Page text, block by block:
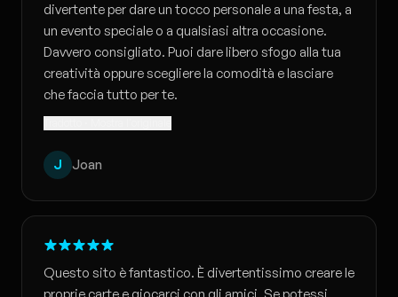
divertente per dare un tocco personale a una festa, a
un evento speciale o a qualsiasi altra occasione.
Davvero consigliato. Puoi dare libero sfogo alla tua
creatività oppure scegliere la comodità e lasciare
che faccia tutto per te.
J Joan
Questo sito è fantastico. È divertentissimo creare le